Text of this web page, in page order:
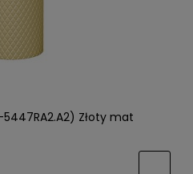
5447RA2.A2) Złoty mat